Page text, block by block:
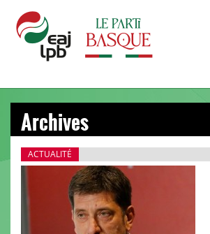
Archives
ACTUALITÉ